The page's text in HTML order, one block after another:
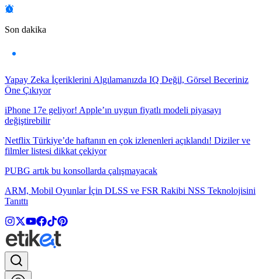
Son dakika
Yapay Zeka İçeriklerini Algılamanızda IQ Değil, Görsel Beceriniz
Öne Çıkıyor
iPhone 17e geliyor! Apple’ın uygun fiyatlı modeli piyasayı
değiştirebilir
Netflix Türkiye’de haftanın en çok izlenenleri açıklandı! Diziler ve
filmler listesi dikkat çekiyor
PUBG artık bu konsollarda çalışmayacak
ARM, Mobil Oyunlar İçin DLSS ve FSR Rakibi NSS Teknolojisini
Tanıttı